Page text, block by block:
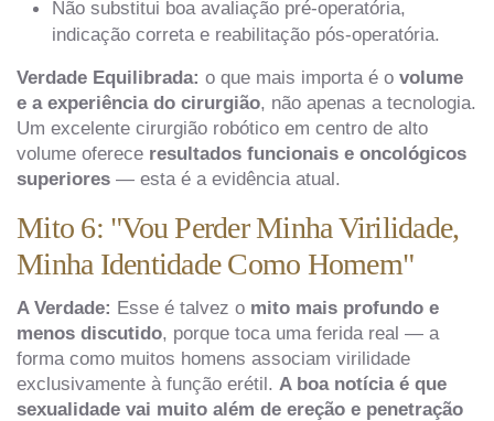
Não substitui boa avaliação pré-operatória,
indicação correta e reabilitação pós-operatória.
Verdade Equilibrada: o que mais importa é o volume
e a experiência do cirurgião, não apenas a tecnologia.
Um excelente cirurgião robótico em centro de alto
volume oferece resultados funcionais e oncológicos
superiores — esta é a evidência atual.
Mito 6: "Vou Perder Minha Virilidade,
Minha Identidade Como Homem"
A Verdade: Esse é talvez o mito mais profundo e
menos discutido, porque toca uma ferida real — a
forma como muitos homens associam virilidade
exclusivamente à função erétil. A boa notícia é que
sexualidade vai muito além de ereção e penetração